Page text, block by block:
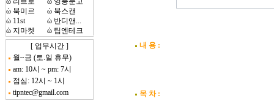
ώ 북미르 ώ 북스캔
ώ 11st ώ 반디앤...
ώ 지마켓 ώ 팁엔테크
[ 업무시간 ]
월~금 (토.일 휴무)
am: 10시 ~ pm: 7시
점심: 12시 ~ 1시
tipntec@gmail.com
내 용 :
목 차 :